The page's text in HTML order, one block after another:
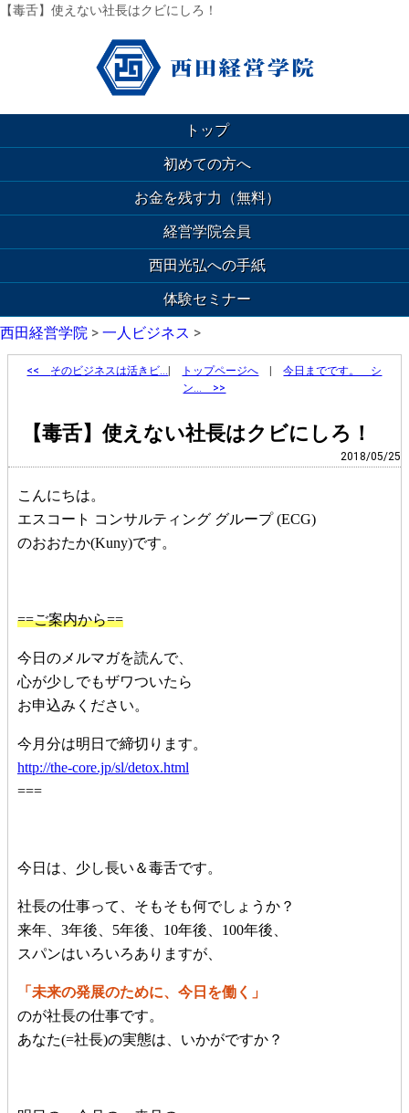
【毒舌】使えない社長はクビにしろ！
トップ
初めての方へ
お金を残す力（無料）
経営学院会員
西田光弘への手紙
体験セミナー
西田経営学院 > 一人ビジネス >
<< そのビジネスは活きビ… トップページへ |今日までです。 シ
ン… >>
【毒舌】使えない社長はクビにしろ！
2018/05/25
こんにちは。
エスコート コンサルティング グループ (ECG)
のおおたか(Kuny)です。
==ご案内から==
今日のメルマガを読んで、
心が少しでもザワついたら
お申込みください。
今月分は明日で締切ります。
http://the-core.jp/sl/detox.html
===
今日は、少し長い＆毒舌です。
社長の仕事って、そもそも何でしょうか？
来年、3年後、5年後、10年後、100年後、
スパンはいろいろありますが、
「未来の発展のために、今日を働く」
のが社長の仕事です。
あなた(=社長)の実態は、いかがですか？